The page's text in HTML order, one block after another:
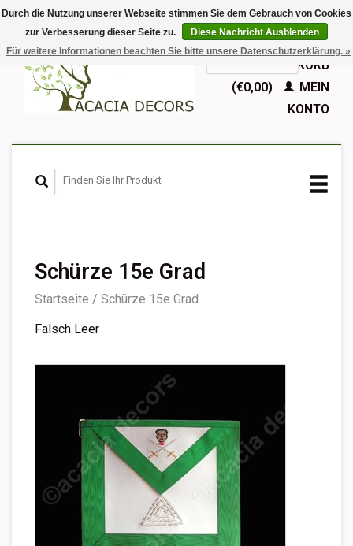
EUR
GBPDeutsch
Nederlands
English
IHR WARENKORB
(€0,00)
MEIN
KONTO
Schürze 15e Grad
Startseite / Schürze 15e Grad
Falsch Leer
Durch die Nutzung unserer Webseite stimmen Sie dem Gebrauch von Cookies
zur Verbesserung dieser Seite zu.
Diese Nachricht Ausblenden
Für weitere Informationen beachten Sie bitte unsere Datenschutzerklärung. »